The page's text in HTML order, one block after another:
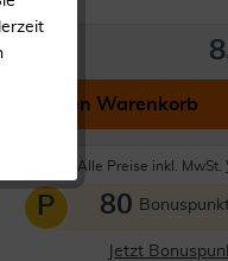
In den Warenkorb
Alle Preise inkl. MwSt.
P 80
Jetzt